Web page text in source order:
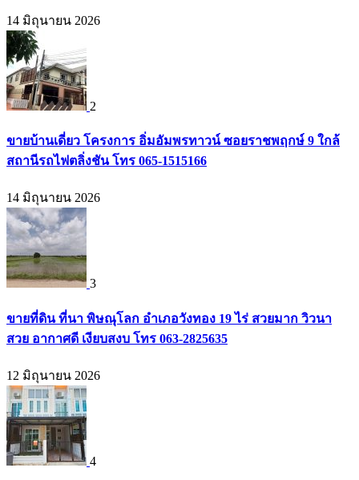
14 มิถุนายน 2026
2
ขายบ้านเดี่ยว โครงการ อิ่มอัมพรทาวน์ ซอยราชพฤกษ์ 9 ใกล้
สถานีรถไฟตลิ่งชัน โทร 065-1515166
14 มิถุนายน 2026
3
ขายที่ดิน ที่นา พิษณุโลก อำเภอวังทอง 19 ไร่ สวยมาก วิวนา
สวย อากาศดี เงียบสงบ โทร 063-2825635
12 มิถุนายน 2026
4